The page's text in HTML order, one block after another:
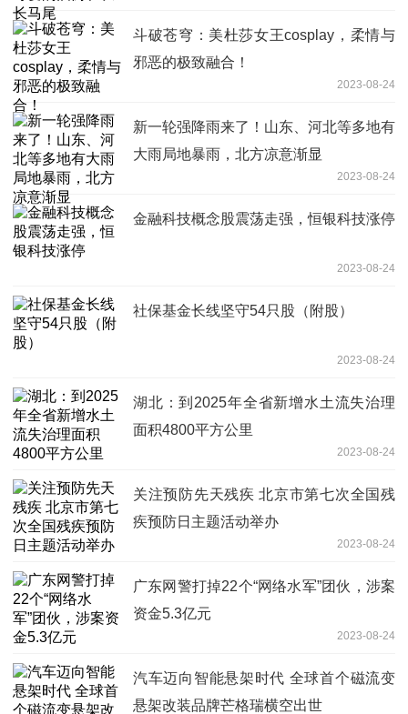
斗破苍穹：美杜莎女王cosplay，柔情与
邪恶的极致融合！
2023-08-24
新一轮强降雨来了！山东、河北等多地有
大雨局地暴雨，北方凉意渐显
2023-08-24
金融科技概念股震荡走强，恒银科技涨停
2023-08-24
社保基金长线坚守54只股（附股）
2023-08-24
湖北：到2025年全省新增水土流失治理
面积4800平方公里
2023-08-24
关注预防先天残疾 北京市第七次全国残
疾预防日主题活动举办
2023-08-24
广东网警打掉22个“网络水军”团伙，涉案
资金5.3亿元
2023-08-24
汽车迈向智能悬架时代 全球首个磁流变
悬架改装品牌芒格瑞横空出世